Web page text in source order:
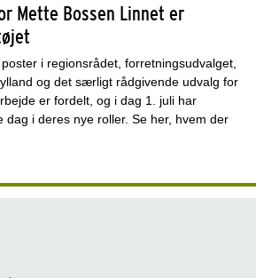
Mette Bossen Linnet er
i regionsrådet, forretningsudvalget,
og det særligt rådgivende udvalg for
er fordelt, og i dag 1. juli har
i deres nye roller. Se her, hvem der